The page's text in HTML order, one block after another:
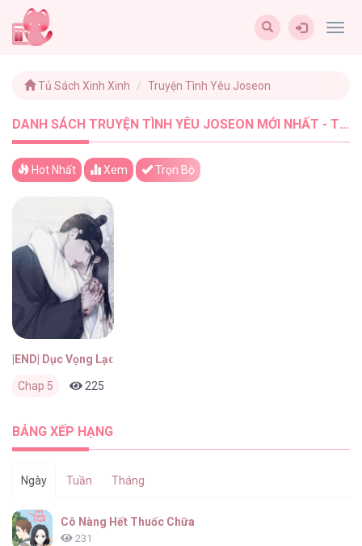
Tủ Sách Xinh Xinh Truyện Tình Yêu Joseon
DANH SÁCH TRUYỆN TÌNH YÊU JOSEON MỚI NHẤT - TUSACHXINHXINH (1)
Hot Nhất Xem Trọn Bộ
|END| Dục Vọng Lạc Lối
Chap 5 225
BẢNG XẾP HẠNG
Ngày Tuần Tháng
Cô Nàng Hết Thuốc Chữa
231